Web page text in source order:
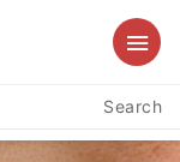
Search